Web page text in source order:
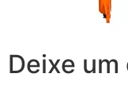
Deixe